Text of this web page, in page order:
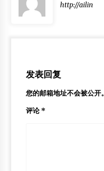
http://ailin
发表回复
您的邮箱地址不会被公开。
评论 *